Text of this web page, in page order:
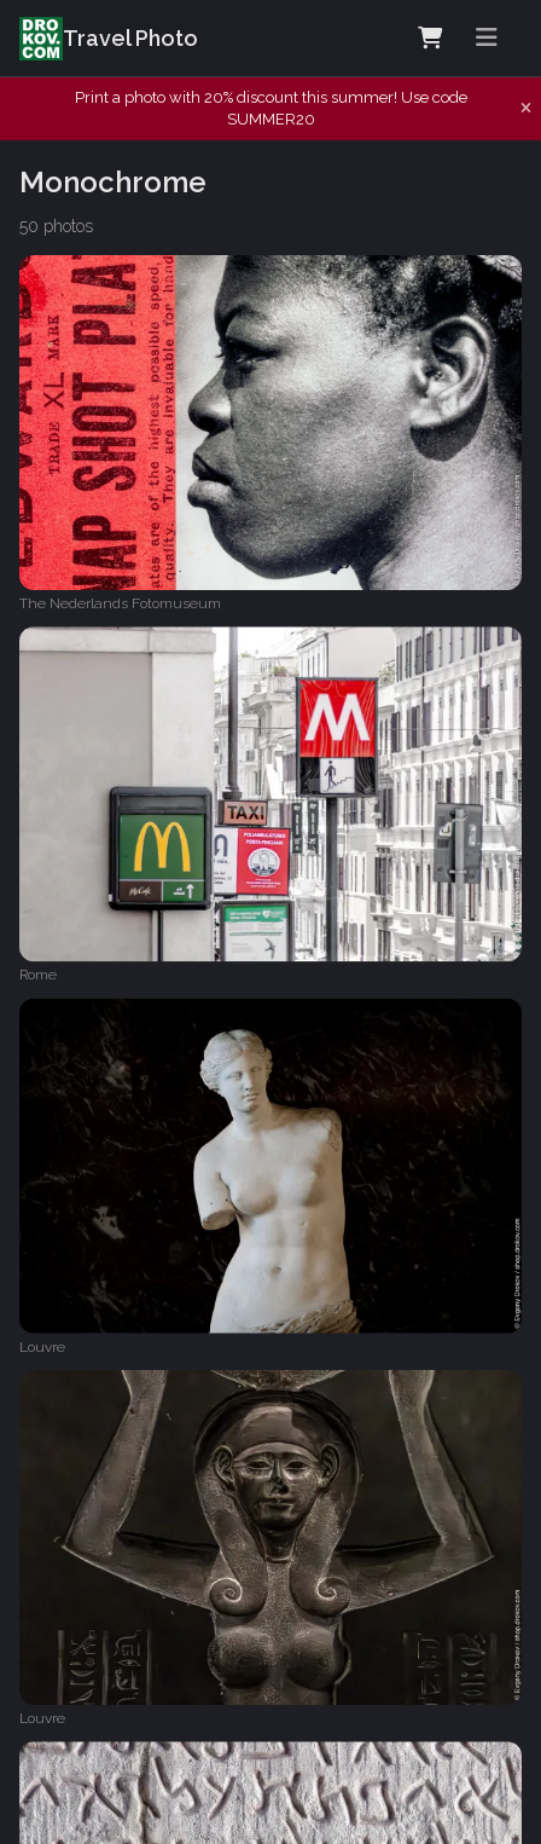
Travel Photo
Print a photo with 20% discount this summer! Use code
SUMMER20
Monochrome
50 photos
The Nederlands Fotomuseum
Rome
Louvre
Louvre